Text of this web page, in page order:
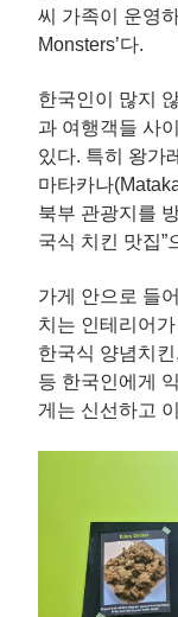
씨 가족이 운영
Monsters’다.
한국인이 많지
과 여행객들 사
있다. 특히 왕가
마타카나
북부 관광지를
국식 치킨 맛집”
가게 안으로 들
치는 인테리어
한국식 양념치
등 한국인에게
게는 신선하고